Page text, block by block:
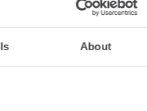
About